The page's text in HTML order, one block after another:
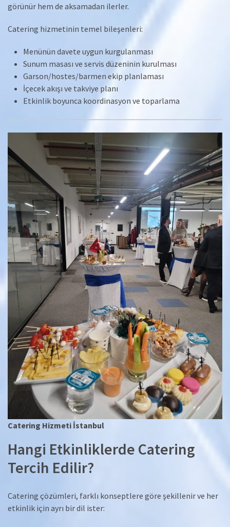
görünür hem de aksamadan ilerler.
Catering hizmetinin temel bileşenleri:
Menünün davete uygun kurgulanması
Sunum masası ve servis düzeninin kurulması
Garson/hostes/barmen ekip planlaması
İçecek akışı ve takviye planı
Etkinlik boyunca koordinasyon ve toparlama
Catering Hizmeti İstanbul
Hangi Etkinliklerde Catering
Tercih Edilir?
Catering çözümleri, farklı konseptlere göre şekillenir ve her
etkinlik için ayrı bir dil ister: